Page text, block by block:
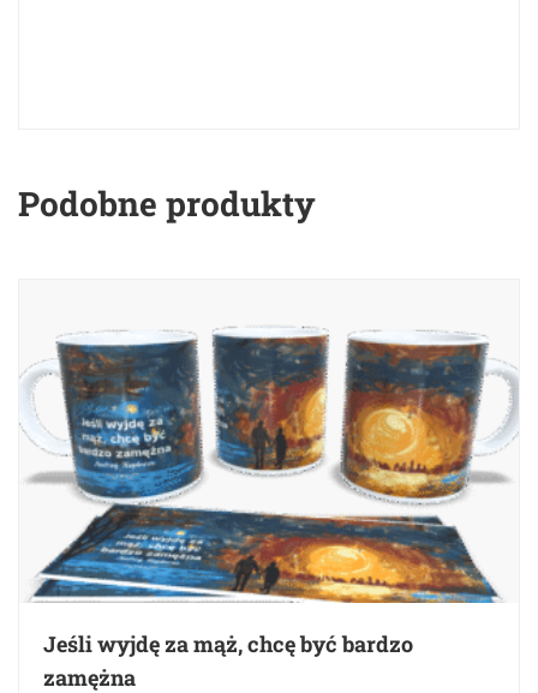
Podobne produkty
Jeśli wyjdę za mąż, chcę być bardzo
zamężna